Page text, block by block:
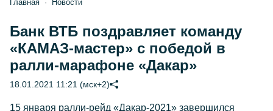
Главная Новости
Банк ВТБ поздравляет команду
«КАМАЗ-мастер» с победой в
ралли-марафоне «Дакар»
18.01.2021 11:21 (мск+2)
15 января ралли-рейд «Дакар-2021» завершился